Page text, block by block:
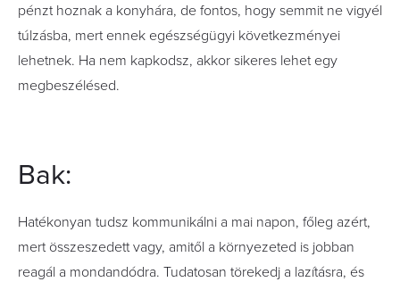
pénzt hoznak a konyhára, de fontos, hogy semmit ne vigyél
túlzásba, mert ennek egészségügyi következményei
lehetnek. Ha nem kapkodsz, akkor sikeres lehet egy
megbeszélésed.
Bak:
Hatékonyan tudsz kommunikálni a mai napon, főleg azért,
mert összeszedett vagy, amitől a környezeted is jobban
reagál a mondandódra. Tudatosan törekedj a lazításra, és